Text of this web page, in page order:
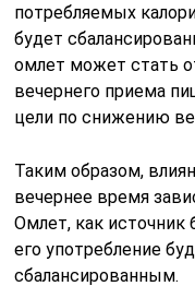
потребляемых
будет
омлет может стать
вечернего приема
цели по снижению
Таким образом,
вечернее время
Омлет, как источник
его употребление
сбалансированным.